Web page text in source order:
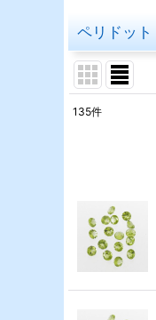
ペリドット
並び順 :
135件